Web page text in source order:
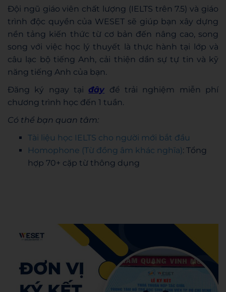
Đội ngũ giáo viên chất lượng (IELTS trên 7.5) và giáo
trình độc quyền của WESET sẽ giúp bạn xây dựng
nền tảng kiến thức từ cơ bản đến nâng cao, song
song với việc học lý thuyết là thực hành tại lớp và
câu lạc bộ tiếng Anh, cải thiện dần sự tự tin và kỹ
năng tiếng Anh của bạn.
Đăng ký ngay tạiđây để trải nghiệm miễn phí
chương trình học đến 1 tuần.
Có thể bạn quan tâm:
Tài liệu học IELTS cho người mới bắt đầu
Homophone (Từ đồng âm khác nghĩa): Tổng
hợp 70+ cặp từ thông dụng